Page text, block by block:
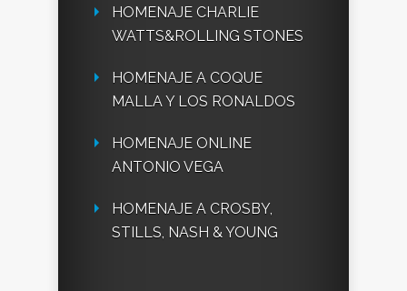
HOMENAJE CHARLIE
WATTS&ROLLING STONES
HOMENAJE A COQUE
MALLA Y LOS RONALDOS
HOMENAJE ONLINE
ANTONIO VEGA
HOMENAJE A CROSBY,
STILLS, NASH & YOUNG